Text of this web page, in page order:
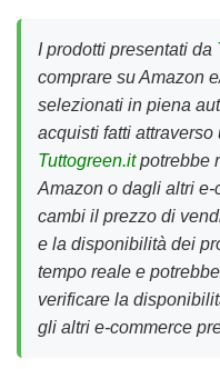
I prodotti presentati da
comprare su Amazon
selezionati in piena
acquisti fatti
Tuttogreen.itpotrebbe
Amazon o dagli altri
cambi il prezzo di
e la disponibilità dei
tempo reale e
verificare la
gli altri e-commerce